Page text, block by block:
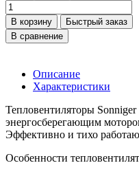
В корзину
Быстрый заказ
В сравнение
Описание
Характеристики
Тепловентиляторы
энергосберегающим
Эффективно и тихо
Особенности